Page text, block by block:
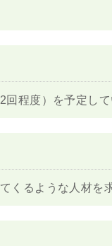
程度）を予定して
くるような人材を